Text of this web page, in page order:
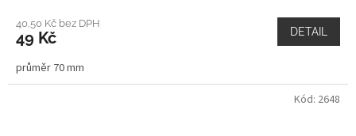
40,50 Kč bez DPH
49 Kč DETAIL
průměr 70 mm
Kód: 2648